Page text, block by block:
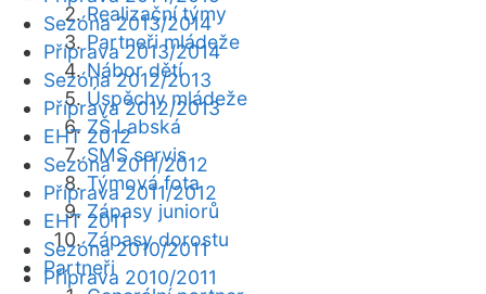
Realizační týmy
Partneři mládeže
Nábor dětí
Úspěchy mládeže
ZŠ Labská
SMS servis
Týmová fota
Zápasy juniorů
Zápasy dorostu
Partneři
Sezóna 2013/2014
Příprava 2013/2014
Sezóna 2012/2013
Příprava 2012/2013
EHT 2012
Sezóna 2011/2012
Příprava 2011/2012
EHT 2011
Sezóna 2010/2011
Příprava 2010/2011